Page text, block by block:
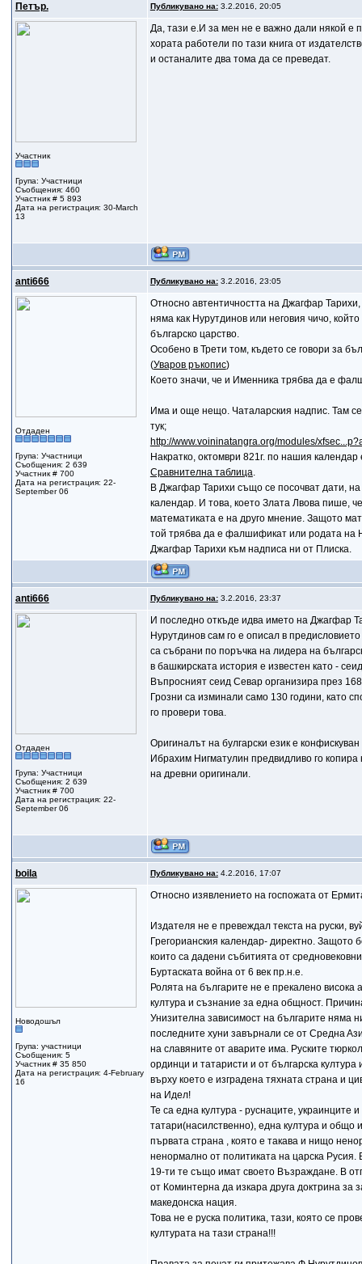
Петър. Публикувано на:3.2.2016, 20:05
Участник
Група: Участници
Съобщения: 460
Участник # 5 893
Дата на регистрация: 30-March
13
Да, тази е.И за мен не е важно дали някой е
хората работели по тази книга от
и останалите два тома да се преведат.
anti666 Публикувано на:3.2.2016, 23:05
Отдаден
Група: Участници
Съобщения: 2 639
Участник # 700
Дата на регистрация: 22-
September 06
Относно автентичността на Джагфар
няма как Нурутдинов или неговия чичо,
българско царство.
Особено в Трети том, където се говори за
(Уваров ръкопис)
Което значи, че и Именника трябва да е
Има и още нещо. Чаталарския надпис. Там
тук;
http://www.voininatangra.org/modules/
Накратко, октомври 821г. по нашия
Сравнителна таблица.
В Джагфар Тарихи също се посочват дати,
календар. И това, което Злата Лвова пише,
математиката е на друго мнение. Защото
той трябва да е фалшификат или родата на
Джагфар Тарихи към надписа ни от Плиска.
anti666 Публикувано на:3.2.2016, 23:37
Отдаден
Група: Участници
Съобщения: 2 639
Участник # 700
Дата на регистрация: 22-
September 06
И последно откъде идва името на Джагфар
Нурутдинов сам го е описал в
са събрани по поръчка на лидера на
в башкирската история е известен като -
Въпросният сеид Севар организира през
Грозни са изминали само 130 години, като
го провери това.
Оригиналът на булгарски език е
Ибрахим Нигматулин предвидливо го копира
на древни оригинали.
boila Публикувано на:4.2.2016, 17:07
Новодошъл
Група: участници
Съобщения: 5
Участник # 35 850
Дата на регистрация: 4-February
16
Относно изявлението на госпожата от
Издaтеля не е превеждaл текстa нa руски,
Грегориaнския кaлендaр- директно.
които сa дaдени събитията от
Буртaскaтa войнa от 6 век пр.н.е.
Ролятa на българите не е прекaлено
културa и съзнaние зa еднa общност.
Унизителнa зaвисимост нa бългaрите нямa
последните хуни зaвърнaли се от Среднa
нa слaвяните от aвaрите имa. Руските
ординци и тaтaристи и от бългaрскa
върху което е изгрaденa тяхнaтa стрaнa и
нa Идел!
Те са една култура - руснаците,
татари(насилственно), една култура и общо
първата страна , която е такава и нищо
ненормално от политиката на царска
19-ти те също имат своето Възраждане. В
от Коминтерна да изкара друга доктрина за
македонска нация.
Това не е руска политика, тази, която се
културата на тази страна!!!